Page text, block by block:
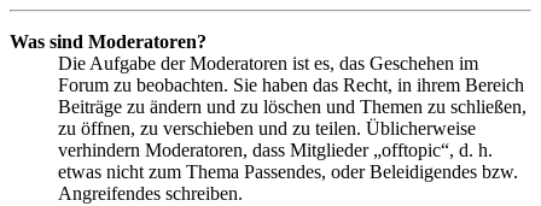
Was sind Moderatoren?
Die Aufgabe der Moderatoren ist es, das Geschehen im
Forum zu beobachten. Sie haben das Recht, in ihrem Bereich
Beiträge zu ändern und zu löschen und Themen zu schließen,
zu öffnen, zu verschieben und zu teilen. Üblicherweise
verhindern Moderatoren, dass Mitglieder „offtopic“, d. h.
etwas nicht zum Thema Passendes, oder Beleidigendes bzw.
Angreifendes schreiben.